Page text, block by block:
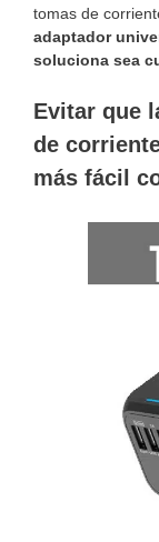
tomas de
adaptador
soluciona sea
Evitar que
de
más fácil